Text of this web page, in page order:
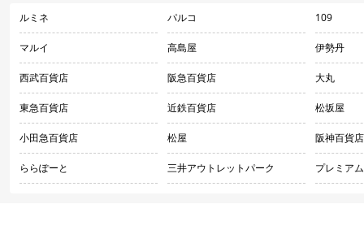
ルミネ パルコ 109
マルイ 高島屋 伊勢丹
西武百貨店 阪急百貨店 大丸
東急百貨店 近鉄百貨店 松坂屋
小田急百貨店 松屋 阪神百貨店
ららぽーと 三井アウトレットパーク プレミア